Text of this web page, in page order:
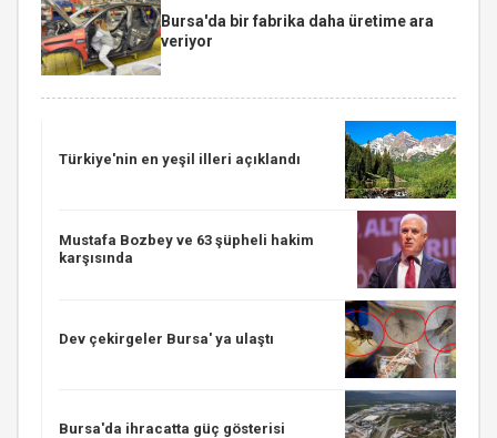
Bursa'da bir fabrika daha üretime ara
veriyor
Türkiye'nin en yeşil illeri açıklandı
Mustafa Bozbey ve 63 şüpheli hakim
karşısında
Dev çekirgeler Bursa' ya ulaştı
Bursa'da ihracatta güç gösterisi